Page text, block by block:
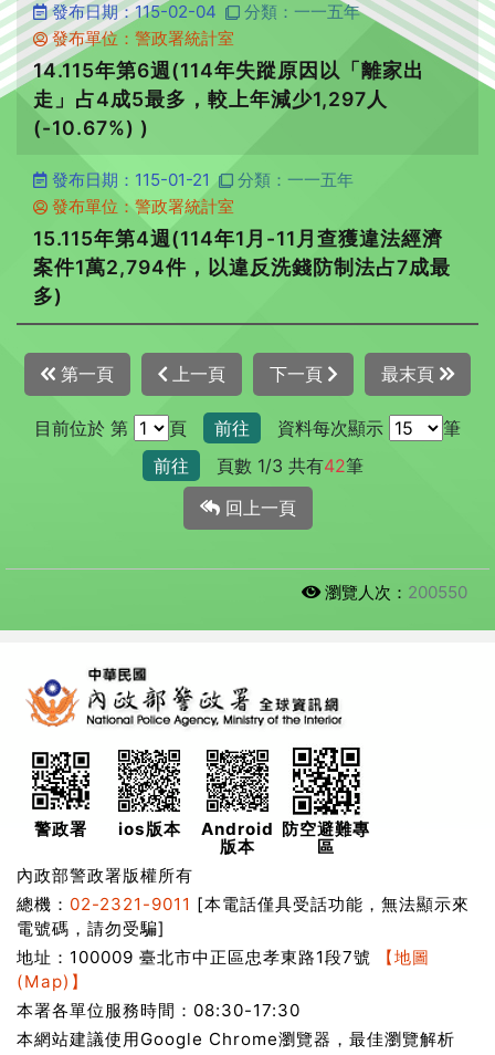
發布日期：115-02-04
分類：一一五年
發布單位：警政署統計室
14.115年第6週(114年失蹤原因以「離家出
走」占4成5最多，較上年減少1,297人
(-10.67%) )
發布日期：115-01-21
分類：一一五年
發布單位：警政署統計室
15.115年第4週(114年1月-11月查獲違法經濟
案件1萬2,794件，以違反洗錢防制法占7成最
多)
第一頁 上一頁 下一頁 最末頁
目前位於 第 頁 前往 資料每次顯示
筆
前往
頁數 1/3 共有42筆
回上一頁
瀏覽人次： 200550
警政署 ios版本
Android
版本
防空避難專
區
內政部警政署版權所有
總機： 02-2321-9011 [本電話僅具受話功能，無法顯示來
電號碼，請勿受騙]
地址：100009 臺北市中正區忠孝東路1段7號
【地圖
(Map)】
本署各單位服務時間：08:30-17:30
本網站建議使用Google Chrome瀏覽器，最佳瀏覽解析